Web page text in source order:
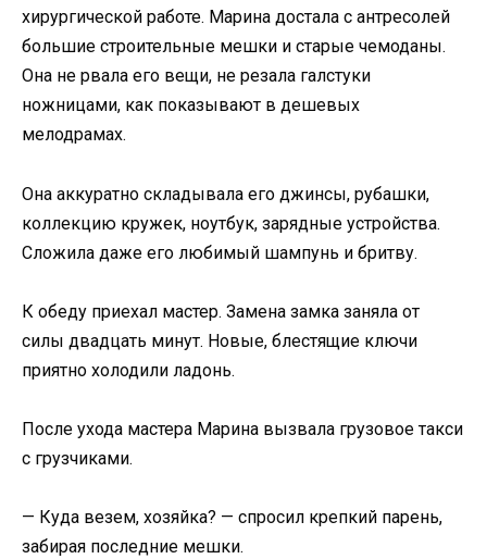
хирургической работе. Марина достала с антресолей
большие строительные мешки и старые чемоданы.
Она не рвала его вещи, не резала галстуки
ножницами, как показывают в дешевых
мелодрамах.
Она аккуратно складывала его джинсы, рубашки,
коллекцию кружек, ноутбук, зарядные устройства.
Сложила даже его любимый шампунь и бритву.
К обеду приехал мастер. Замена замка заняла от
силы двадцать минут. Новые, блестящие ключи
приятно холодили ладонь.
После ухода мастера Марина вызвала грузовое такси
с грузчиками.
— Куда везем, хозяйка? — спросил крепкий парень,
забирая последние мешки.